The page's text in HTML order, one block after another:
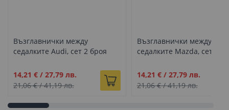
Възглавнички между
седалките Audi, сет 2 броя
Промо
цена
14,21 € / 27,79 лв.
21,06 €/41,19 лв.
Възглавнички между
седалките Mazda, сет 2
Промо
цена
14,21 €/ 27,79 лв.
21,06 €/41,19 лв.